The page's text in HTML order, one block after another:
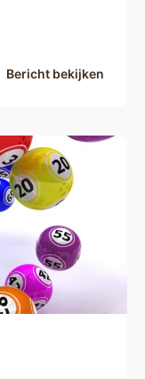
Bericht bekijken